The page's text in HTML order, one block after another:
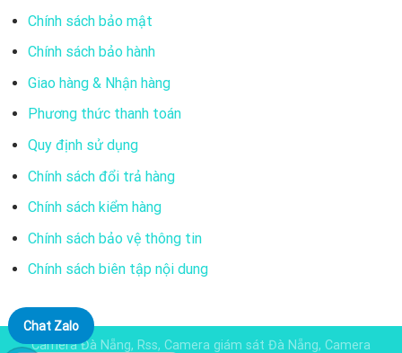
Chính sách bảo mật
Chính sách bảo hành
Giao hàng & Nhận hàng
Phương thức thanh toán
Quy định sử dụng
Chính sách đổi trả hàng
Chính sách kiểm hàng
Chính sách bảo vệ thông tin
Chính sách biên tập nội dung
Camera Đà Nẵng, Rss, Camera giám sát Đà Nẵng, Camera
Chat Zalo